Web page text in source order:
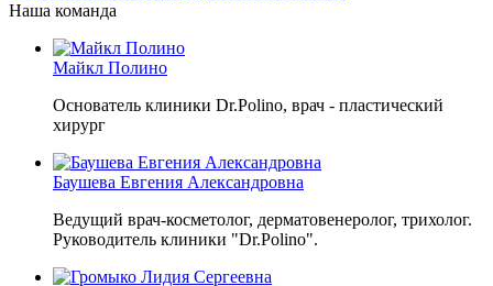
Наша команда
Майкл Полино
Основатель клиники Dr.Polino, врач - пластический
хирург
Баушева Евгения Александровна
Ведущий врач-косметолог, дерматовенеролог, трихолог.
Руководитель клиники "Dr.Polino".